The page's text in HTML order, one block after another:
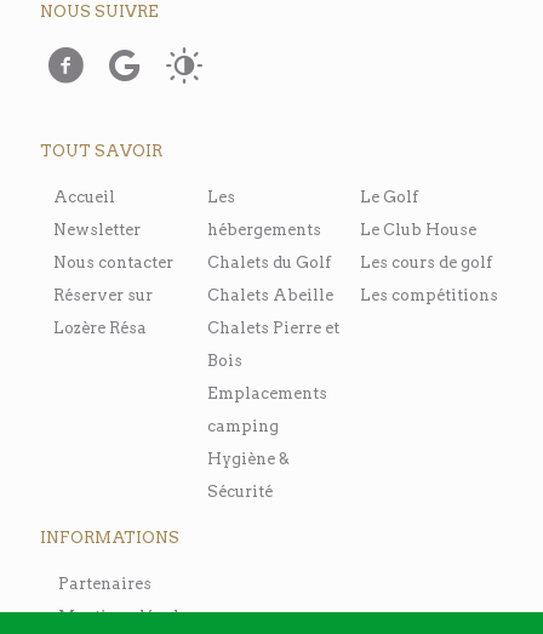
NOUS SUIVRE
TOUT SAVOIR
Accueil
Newsletter
Nous contacter
Réserver sur
Lozère Résa
Les
hébergements
Chalets du Golf
Chalets Abeille
Chalets Pierre et
Bois
Emplacements
camping
Hygiène &
Sécurité
Le Golf
Le Club House
Les cours de golf
Les compétitions
INFORMATIONS
Partenaires
Mentions légales